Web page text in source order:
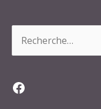
Facebook